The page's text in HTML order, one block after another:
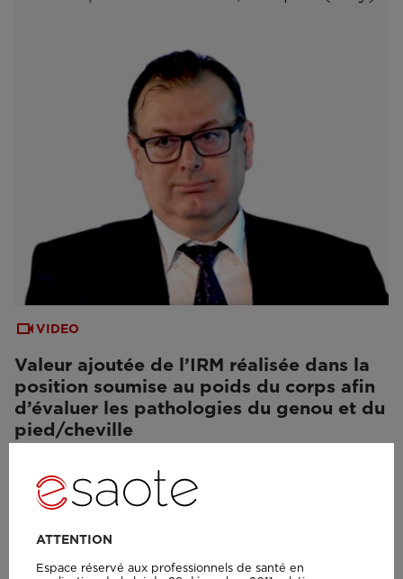
VIDEO
Valeur ajoutée de l’IRM réalisée dans la
position soumise au poids du corps afin
d’évaluer les pathologies du genou et du
pied/cheville
ATTENTION
Espace réservé aux professionnels de santé en